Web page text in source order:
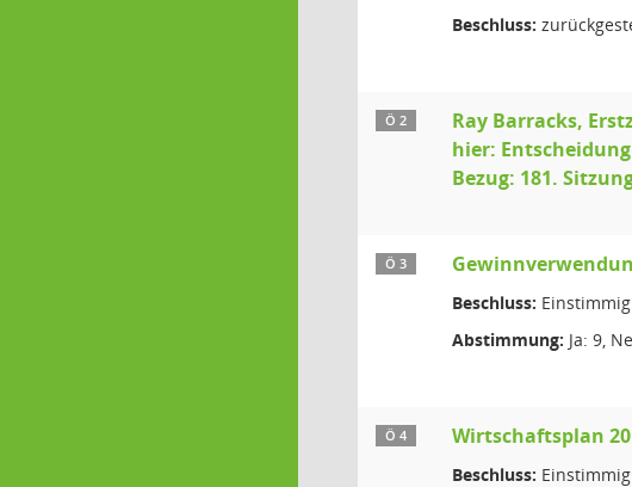
Beschluss:
Ö 2
Ray Barracks,
hier: Entscheidung
Bezug: 181.
Ö 3
Beschluss:
Abstimmung: Ja: 9,
Ö 4 Wirtschaftsplan
Beschluss: